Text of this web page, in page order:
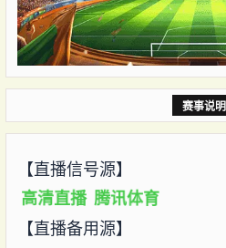
赛事说明
【直播信号源】
高清直播 腾讯体育
【直播备用源】